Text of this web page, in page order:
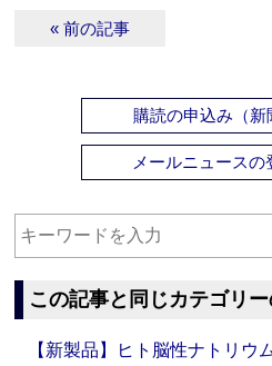
« 前の記事
購読の申込み（新
メールニュースの
この記事と同じカテゴリ
【新製品】ヒト脳性ナトリウ